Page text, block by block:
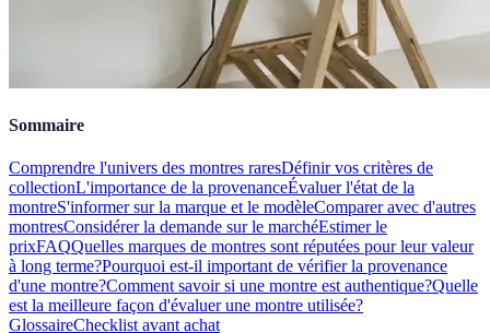
Sommaire
Comprendre l'univers des montres raresDéfinir vos critères de
collectionL'importance de la provenanceÉvaluer l'état de la
montreS'informer sur la marque et le modèleComparer avec d'autres
montresConsidérer la demande sur le marchéEstimer le
prixFAQQuelles marques de montres sont réputées pour leur valeur
à long terme?Pourquoi est-il important de vérifier la provenance
d'une montre?Comment savoir si une montre est authentique?Quelle
est la meilleure façon d'évaluer une montre utilisée?
GlossaireChecklist avant achat